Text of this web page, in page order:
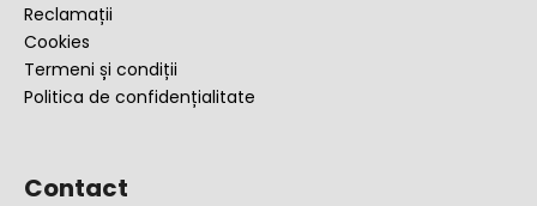
Reclamații
Cookies
Termeni și condiții
Politica de confidențialitate
Contact